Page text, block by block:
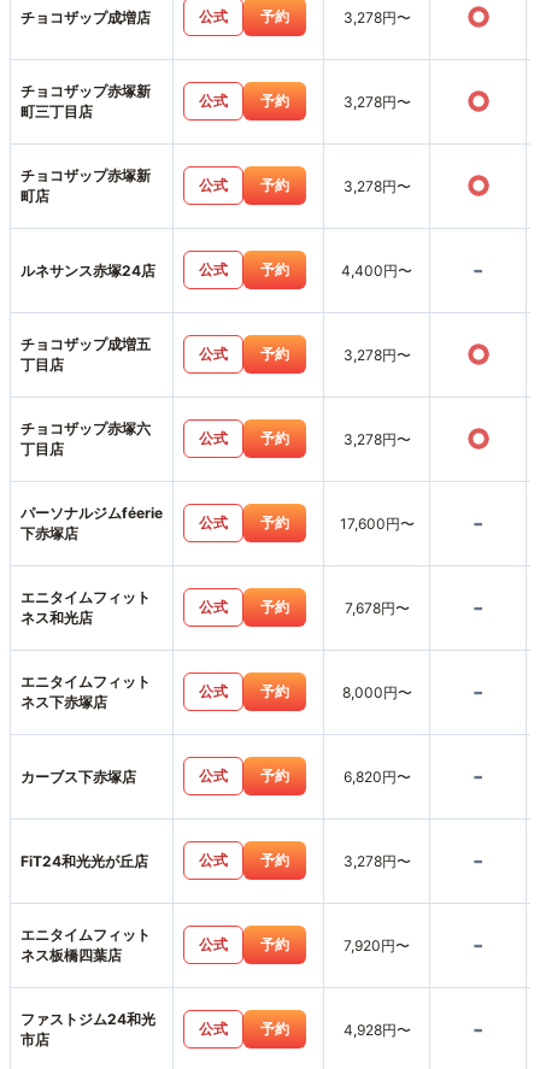
チョコザップ成増店 公式 予約 3,278円〜 ○
チョコザップ赤塚新
町三丁目店
公式 予約 3,278円〜 ○
チョコザップ赤塚新
町店
公式 予約 3,278円〜 ○
ルネサンス赤塚24店 公式 予約 4,400円〜 -
チョコザップ成増五
丁目店
公式 予約 3,278円〜 ○
チョコザップ赤塚六
丁目店
公式 予約 3,278円〜 ○
パーソナルジムféerie
下赤塚店
公式 予約 17,600円〜 -
エニタイムフィット
ネス和光店
公式 予約 7,678円〜 -
エニタイムフィット
ネス下赤塚店
公式 予約 8,000円〜 -
カーブス下赤塚店 公式 予約 6,820円〜 -
FiT24和光光が丘店 公式 予約 3,278円〜 -
エニタイムフィット
ネス板橋四葉店
公式 予約 7,920円〜 -
ファストジム24和光
市店
公式 予約 4,928円〜 -